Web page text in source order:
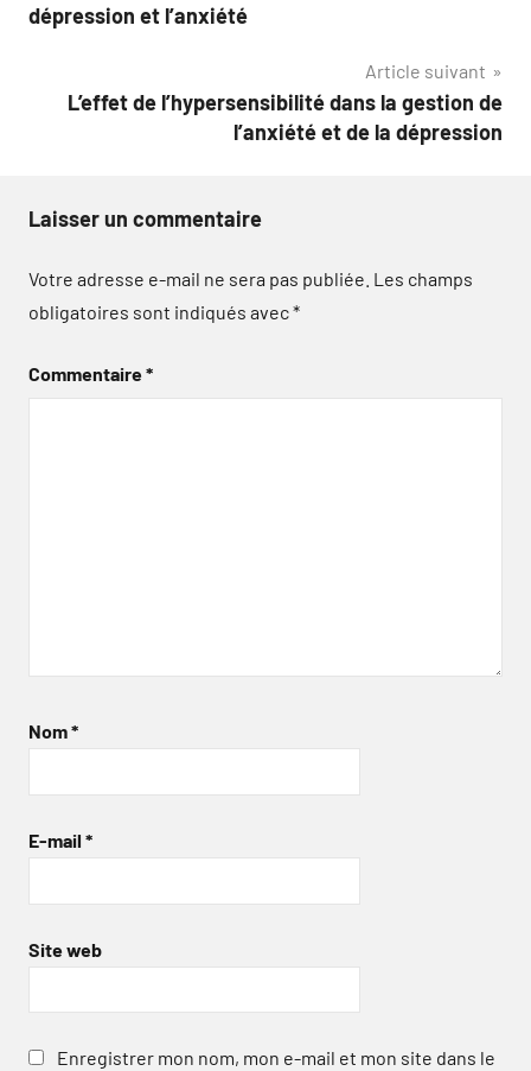
l’article
dépression et l’anxiété
Article suivant
L’effet de l’hypersensibilité dans la gestion de
l’anxiété et de la dépression
Laisser un commentaire
Votre adresse e-mail ne sera pas publiée. Les champs
obligatoires sont indiqués avec*
Commentaire*
Nom*
E-mail *
Site web
Enregistrer mon nom, mon e-mail et mon site dans le